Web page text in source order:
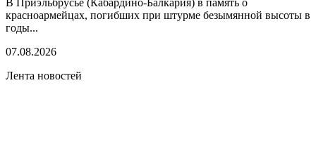
красноармейцах, погибших при штурме безымянной высоты в
годы...
07.08.2026
Лента новостей